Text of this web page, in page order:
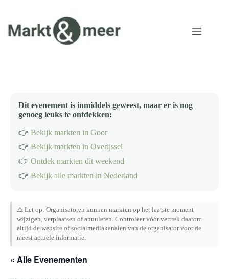
inhoud
Dit evenement is inmiddels geweest, maar er is nog
genoeg leuks te ontdekken:
👉 Bekijk markten in Goor
👉 Bekijk markten in Overijssel
👉 Ontdek markten dit weekend
👉 Bekijk alle markten in Nederland
⚠️ Let op: Organisatoren kunnen markten op het laatste moment
wijzigen, verplaatsen of annuleren. Controleer vóór vertrek daarom
altijd de website of socialmediakanalen van de organisator voor de
meest actuele informatie.
« Alle Evenementen